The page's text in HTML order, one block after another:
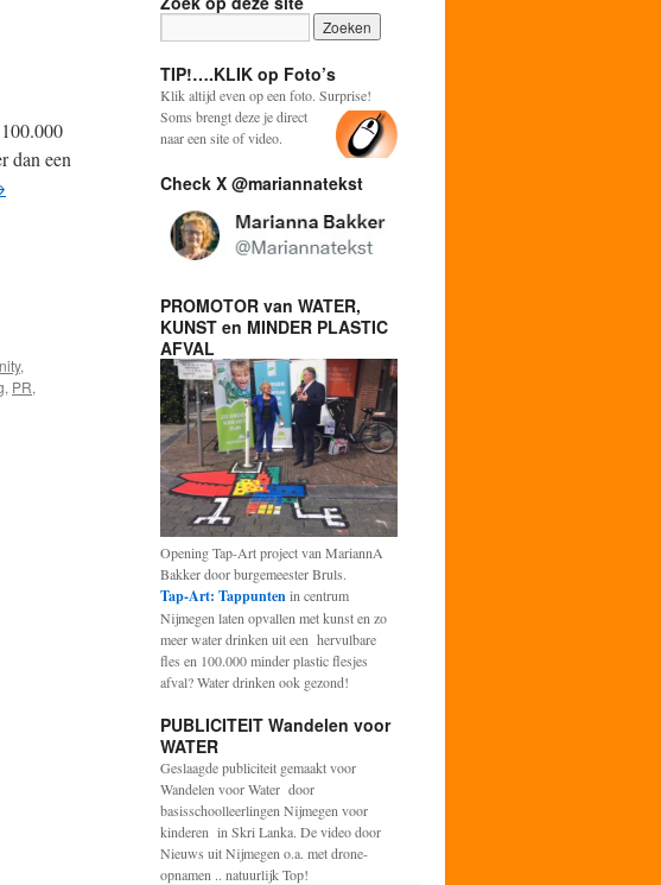
dan een
,
, PR,
TIP!….KLIK op Foto’s
Klik altijd even op een foto. Surprise!
Soms brengt deze je direct
naar een site of video.
Check X @mariannatekst
PROMOTOR van WATER,
KUNST en MINDER PLASTIC
AFVAL
Opening Tap-Art project van MariannA
Bakker door burgemeester Bruls.
Tap-Art: Tappuntenin centrum
Nijmegen laten opvallen met kunst en zo
meer water drinken uit een hervulbare
fles en 100.000 minder plastic flesjes
afval? Water drinken ook gezond!
PUBLICITEIT Wandelen voor
WATER
Geslaagde publiciteit gemaakt voor
Wandelen voor Water door
basisschoolleerlingen Nijmegen voor
kinderen in Skri Lanka. De video door
Nieuws uit Nijmegen o.a. met drone-
opnamen .. natuurlijk Top!